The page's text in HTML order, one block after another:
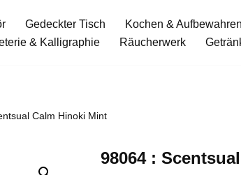
Gedeckter Tisch Kochen & Aufbewahren
& Kalligraphie Räucherwerk
Calm Hinoki Mint
98064 :